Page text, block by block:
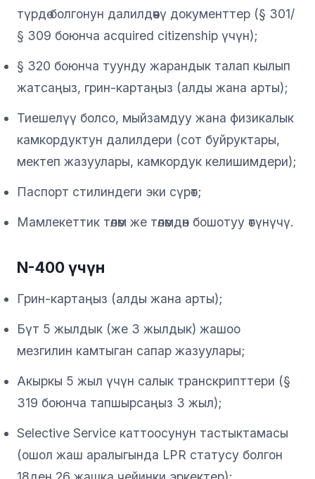
түрдө болгонун далилдөөчү документтер (§ 301/
§ 309 боюнча acquired citizenship үчүн);
§ 320 боюнча туунду жарандык талап кылып
жатсаңыз, грин-картаңыз (алды жана арты);
Тиешелүү болсо, мыйзамдуу жана физикалык
камкордуктун далилдери (сот буйруктары,
мектеп жазуулары, камкордук келишимдери);
Паспорт стилиндеги эки сүрөт;
Мамлекеттик төлөм же төлөмдөн бошотуу өтүнүчү.
N-400 үчүн
Грин-картаңыз (алды жана арты);
Бүт 5 жылдык (же 3 жылдык) жашоо
мезгилин камтыган сапар жазуулары;
Акыркы 5 жыл үчүн салык транскрипттери (§
319 боюнча тапшырсаңыз 3 жыл);
Selective Service каттоосунун тастыктамасы
(ошол жаш аралыгында LPR статусу болгон